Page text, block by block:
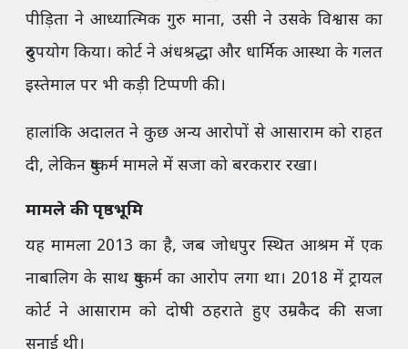
पीड़िता ने आध्यात्मिक गुरु माना, उसी ने उसके विश्वास का
दुरुपयोग किया। कोर्ट ने अंधश्रद्धा और धार्मिक आस्था के गलत
इस्तेमाल पर भी कड़ी टिप्पणी की।
हालांकि अदालत ने कुछ अन्य आरोपों से आसाराम को राहत
दी, लेकिन दुष्कर्म मामले में सजा को बरकरार रखा।
मामले की पृष्ठभूमि
यह मामला 2013 का है, जब जोधपुर स्थित आश्रम में एक
नाबालिग के साथ दुष्कर्म का आरोप लगा था। 2018 में ट्रायल
कोर्ट ने आसाराम को दोषी ठहराते हुए उम्रकैद की सजा